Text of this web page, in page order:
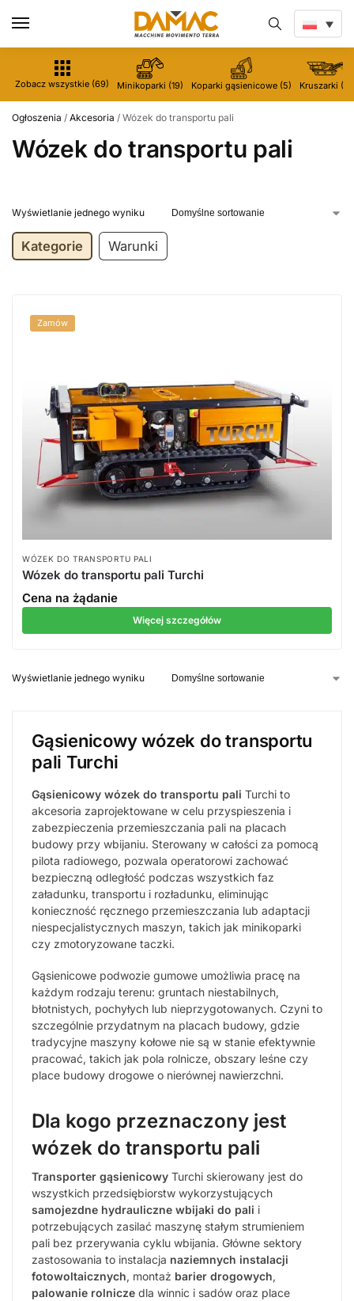
Zobacz wszystkie (69) Minikoparki (19) Koparki gąsienicowe (5) Kruszarki (5)
Ogłoszenia / Akcesoria / Wózek do transportu pali
Wózek do transportu pali
Wyświetlanie jednego wyniku
Kategorie Warunki
Zamów
WÓZEK DO TRANSPORTU PALI
Wózek do transportu pali Turchi
Cena na żądanie
Więcej szczegółów
Wyświetlanie jednego wyniku
Gąsienicowy wózek do transportu
pali Turchi
Gąsienicowy wózek do transportu pali Turchi to
akcesoria zaprojektowane w celu przyspieszenia i
zabezpieczenia przemieszczania pali na placach
budowy przy wbijaniu. Sterowany w całości za pomocą
pilota radiowego, pozwala operatorowi zachować
bezpieczną odległość podczas wszystkich faz
załadunku, transportu i rozładunku, eliminując
konieczność ręcznego przemieszczania lub adaptacji
niespecjalistycznych maszyn, takich jak minikoparki
czy zmotoryzowane taczki.
Gąsienicowe podwozie gumowe umożliwia pracę na
każdym rodzaju terenu: gruntach niestabilnych,
błotnistych, pochyłych lub nieprzygotowanych. Czyni to
szczególnie przydatnym na placach budowy, gdzie
tradycyjne maszyny kołowe nie są w stanie efektywnie
pracować, takich jak pola rolnicze, obszary leśne czy
place budowy drogowe o nierównej nawierzchni.
Dla kogo przeznaczony jest
wózek do transportu pali
Transporter gąsienicowy Turchi skierowany jest do
wszystkich przedsiębiorstw wykorzystujących
samojezdne hydrauliczne wbijaki do pali i
potrzebujących zasilać maszynę stałym strumieniem
pali bez przerywania cyklu wbijania. Główne sektory
zastosowania to instalacja naziemnych instalacji
fotowoltaicznych, montaż barier drogowych,
palowanie rolnicze dla winnic i sadów oraz place